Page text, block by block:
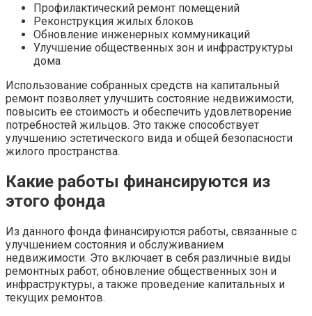
Профилактический ремонт помещений
Реконструкция жилых блоков
Обновление инженерных коммуникаций
Улучшение общественных зон и инфраструктуры
дома
Использование собранных средств на капитальный
ремонт позволяет улучшить состояние недвижимости,
повысить ее стоимость и обеспечить удовлетворение
потребностей жильцов. Это также способствует
улучшению эстетического вида и общей безопасности
жилого пространства.
Какие работы финансируются из
этого фонда
Из данного фонда финансируются работы, связанные с
улучшением состояния и обслуживанием
недвижимости. Это включает в себя различные виды
ремонтных работ, обновление общественных зон и
инфраструктуры, а также проведение капитальных и
текущих ремонтов.